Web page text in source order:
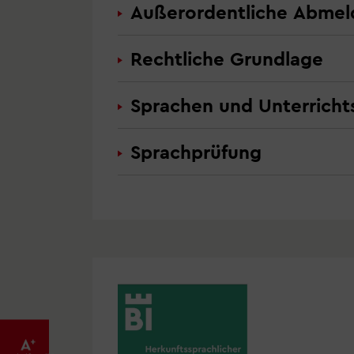
Außerordentliche
Rechtliche Grundlage
Sprachen und
Sprachprüfung